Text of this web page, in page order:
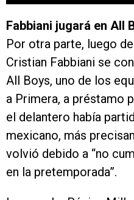
Fabbiani jugará en All
Por otra parte, luego
Cristian Fabbiani se
All Boys, uno de los
a Primera, a préstamo
el delantero había
mexicano, más
volvió debido a “no
en la pretemporada”.